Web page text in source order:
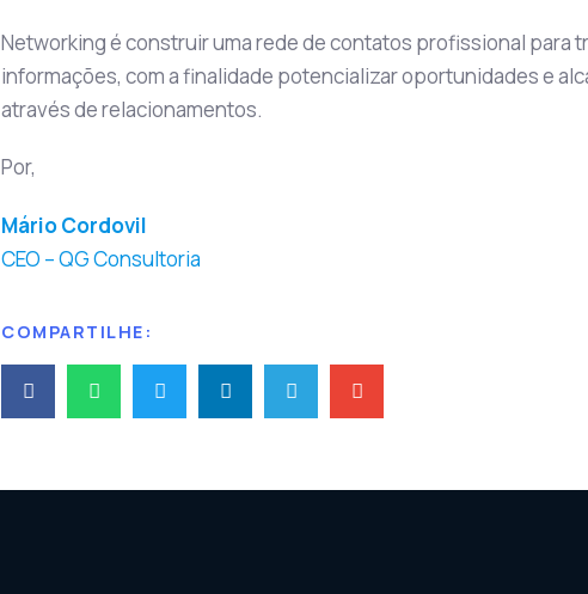
Networking é construir uma rede de contatos profissional para
informações, com a finalidade potencializar oportunidades e
através de relacionamentos.
Por,
Mário Cordovil
CEO – QG Consultoria
COMPARTILHE: